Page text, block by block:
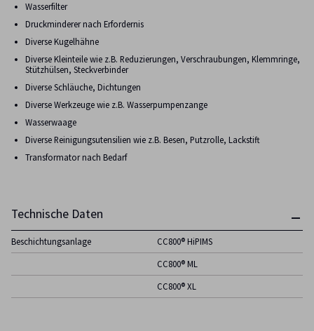
Wasserfilter
Druckminderer nach Erfordernis
Diverse Kugelhähne
Diverse Kleinteile wie z.B. Reduzierungen, Verschraubungen, Klemmringe,
Stützhülsen, Steckverbinder
Diverse Schläuche, Dichtungen
Diverse Werkzeuge wie z.B. Wasserpumpenzange
Wasserwaage
Diverse Reinigungsutensilien wie z.B. Besen, Putzrolle, Lackstift
Transformator nach Bedarf
Technische Daten
Beschichtungsanlage
CC800® HiPIMS
CC800® ML
CC800® XL